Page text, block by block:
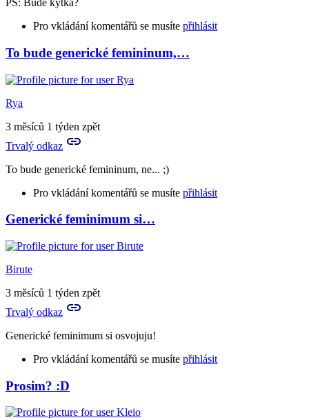
PS: Bude kytka?
Pro vkládání komentářů se musíte přihlásit
To bude generické femininum,…
Rya
3 měsíců 1 týden zpět
Trvalý odkaz
To bude generické femininum, ne... ;)
Pro vkládání komentářů se musíte přihlásit
In
reply
to
:-)))
by
Profesor
Generické feminimum si…
Birute
3 měsíců 1 týden zpět
Trvalý odkaz
Generické feminimum si osvojuju!
Pro vkládání komentářů se musíte přihlásit
In
reply
Prosim? :D